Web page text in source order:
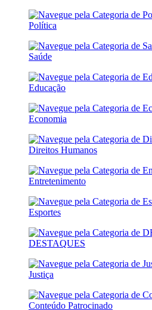
Política
Saúde
Educação
Economia
Direitos Humanos
Entretenimento
Esportes
DESTAQUES
Justiça
Conteúdo Patrocinado